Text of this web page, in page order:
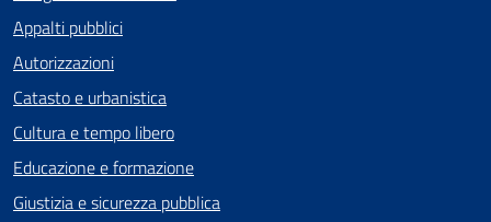
Appalti pubblici
Autorizzazioni
Catasto e urbanistica
Cultura e tempo libero
Educazione e formazione
Giustizia e sicurezza pubblica